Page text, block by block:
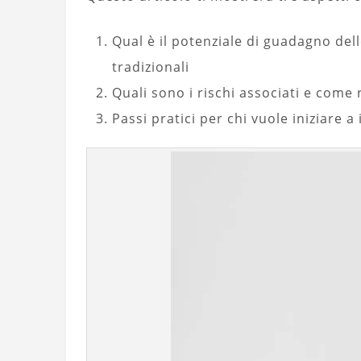
Qual è il potenziale di guadagno
tradizionali
Quali sono i rischi associati e come
Passi pratici per chi vuole iniziare a